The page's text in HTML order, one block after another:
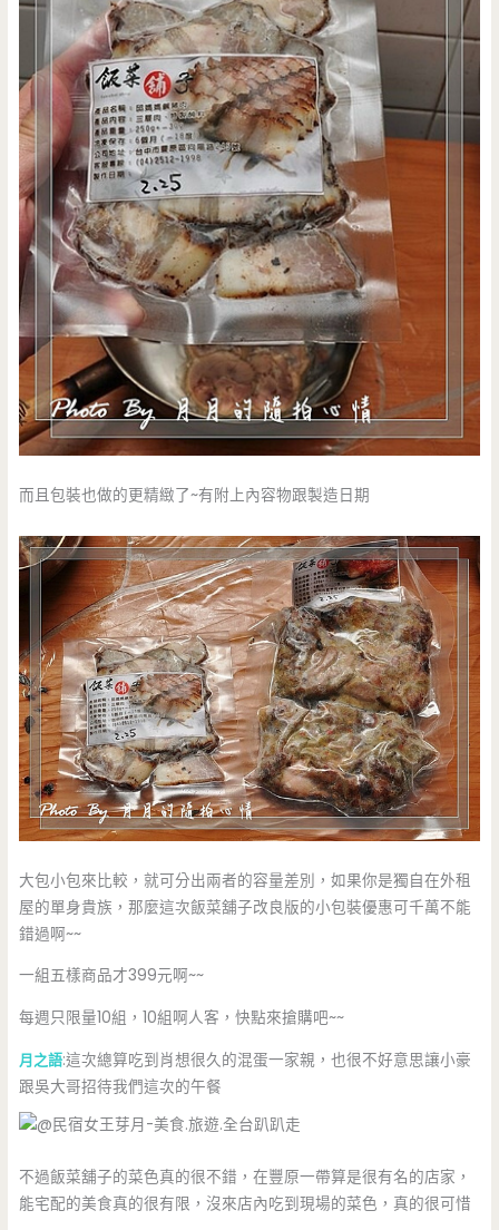
而且包裝也做的更精緻了~有附上內容物跟製造日期
大包小包來比較，就可分出兩者的容量差別，如果你是獨自在外租
屋的單身貴族，那麼這次飯菜舖子改良版的小包裝優惠可千萬不能
錯過啊~~
一組五樣商品才399元啊~~
每週只限量10組，10組啊人客，快點來搶購吧~~
月之語:這次總算吃到肖想很久的混蛋一家親，也很不好意思讓小豪
跟吳大哥招待我們這次的午餐
不過飯菜舖子的菜色真的很不錯，在豐原一帶算是很有名的店家，
能宅配的美食真的很有限，沒來店內吃到現場的菜色，真的很可惜